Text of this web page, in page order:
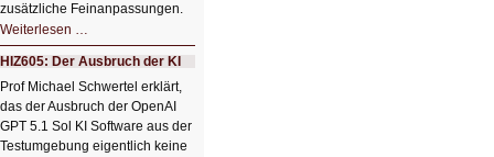
zusätzliche Feinanpassungen.
Weiterlesen …
Bildverschönerung
mit
einem
Klick
HIZ606:
Bildverschönerung
mit
einem
Klick
HIZ605: Der Ausbruch der KI
Prof Michael Schwertel erklärt,
das der Ausbruch der OpenAI
GPT 5.1 Sol KI Software aus der
Testumgebung eigentlich keine